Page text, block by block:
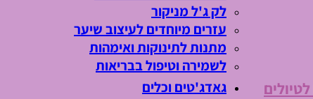
לק ג'ל מניקור
עזרים מיוחדים לעיצוב שיער
מתנות לתינוקות ואימהות
לשמירה וטיפול בבריאות
גאדג'טים וכלים